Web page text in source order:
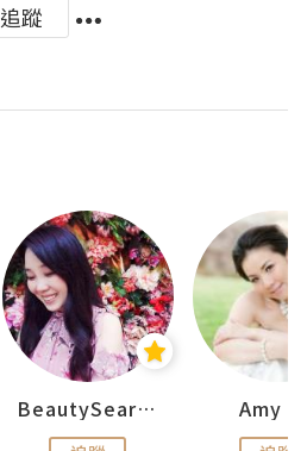
追蹤
BeautySearch Amy